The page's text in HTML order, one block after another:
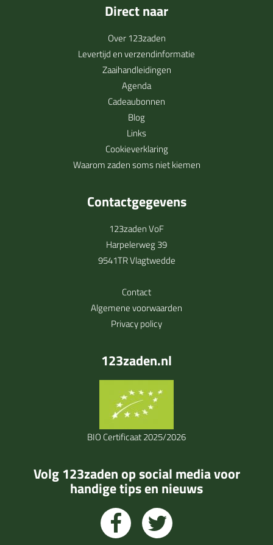
Direct naar
Over 123zaden
Levertijd en verzendinformatie
Zaaihandleidingen
Agenda
Cadeaubonnen
Blog
Links
Cookieverklaring
Waarom zaden soms niet kiemen
Contactgegevens
123zaden VoF
Harpelerweg 39
9541TR Vlagtwedde
Contact
Algemene voorwaarden
Privacy policy
123zaden.nl
BIO Certificaat 2025/2026
Volg 123zaden op social media voor
handige tips en nieuws